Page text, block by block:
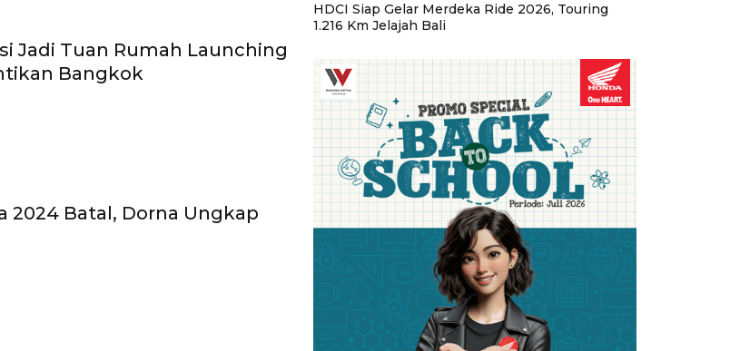
Jadi Tuan Rumah Launching
Bangkok
2024 Batal, Dorna Ungkap
HDCI Siap Gelar Merdeka Ride 2026, Touring
1.216 Km Jelajah Bali